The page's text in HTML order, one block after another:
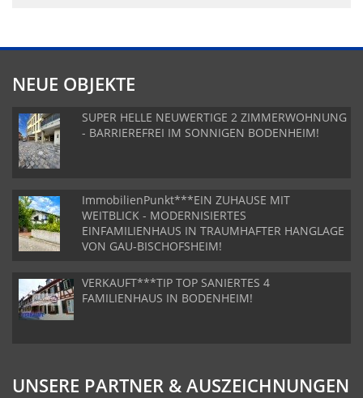
NEUE OBJEKTE
SUPER HELLE NEUWERTIGE 2 ZIMMERWOHNUNG
- BARRIEREFREI IM SONNIGEN BODENHEIM!
ImmobilienPunkt***EIN ZUHAUSE MIT
WEITBLICK - MODERNISIERTES
EINFAMILIENHAUS IN TRAUMHAFTER HANGLAGE
VON GAU-BISCHOFSHEIM!
VERKAUFT***TIP TOP SANIERTES 4
FAMILIENHAUS IN BODENHEIM!
UNSERE PARTNER & AUSZEICHNUNGEN